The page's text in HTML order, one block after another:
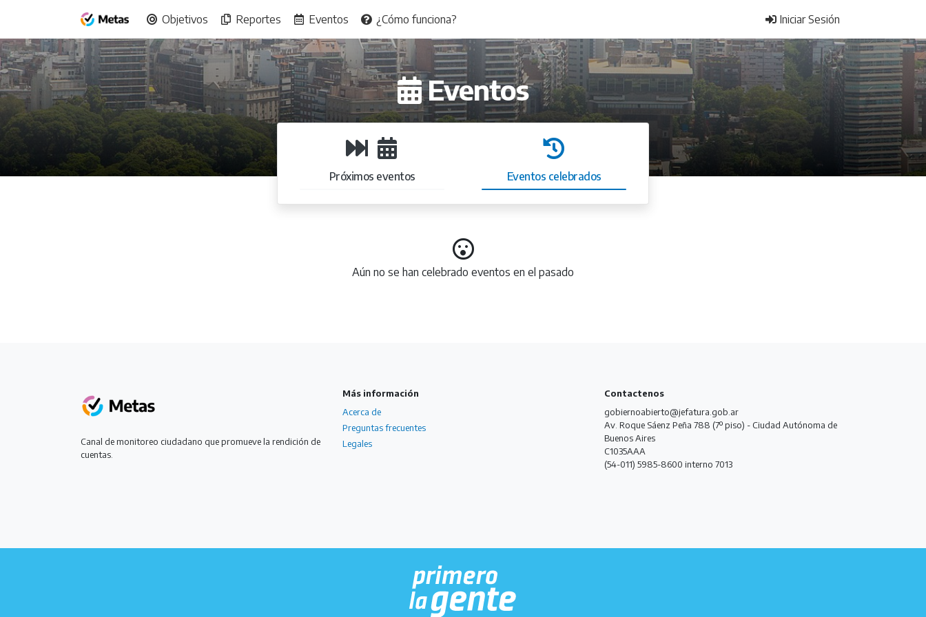
Objetivos Reportes Eventos ¿Cómo funciona? Iniciar Sesión
Eventos
Próximos eventos Eventos celebrados
Aún no se han celebrado eventos en el pasado
Canal de monitoreo ciudadano que promueve la rendición de
cuentas.
Más información
Acerca de
Preguntas frecuentes
Legales
Contactenos
gobiernoabierto@jefatura.gob.ar
Av. Roque Sáenz Peña 788 (7º piso) - Ciudad Autónoma de
Buenos Aires
C1035AAA
(54-011) 5985-8600 interno 7013